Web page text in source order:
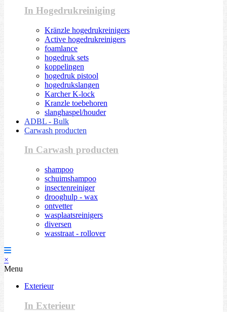
In Hogedrukreiniging
Kränzle hogedrukreinigers
Active hogedrukreinigers
foamlance
hogedruk sets
koppelingen
hogedruk pistool
hogedrukslangen
Karcher K-lock
Kranzle toebehoren
slanghaspel/houder
ADBL - Bulk
Carwash producten
In Carwash producten
shampoo
schuimshampoo
insectenreiniger
drooghulp - wax
ontvetter
wasplaatsreinigers
diversen
wasstraat - rollover
×
Menu
Exterieur
In Exterieur